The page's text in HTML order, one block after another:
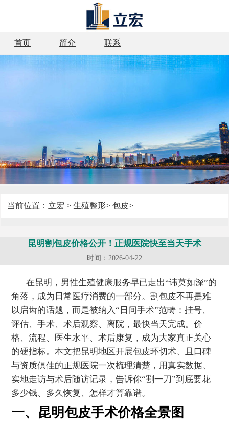
首页 简介 联系
当前位置： 立宏 > 生殖整形> 包皮>
昆明割包皮价格公开！正规医院快至当天手术
时间：2026-04-22
在昆明，男性生殖健康服务早已走出“讳莫如深”的
角落，成为日常医疗消费的一部分。割包皮不再是难
以启齿的话题，而是被纳入“日间手术”范畴：挂号、
评估、手术、术后观察、离院，最快当天完成。价
格、流程、医生水平、术后康复，成为大家真正关心
的硬指标。本文把昆明地区开展包皮环切术、且口碑
与资质俱佳的正规医院一次梳理清楚，用真实数据、
实地走访与术后随访记录，告诉你“割一刀”到底要花
多少钱、多久恢复、怎样才算靠谱。
一、昆明包皮手术价格全景图